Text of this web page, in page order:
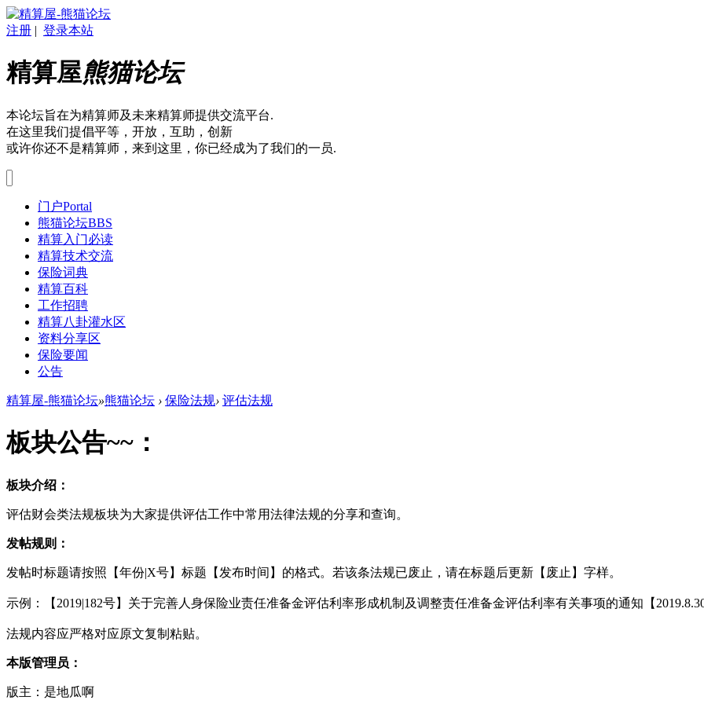
注册 | 登录本站
精算屋熊猫论坛
本论坛旨在为精算师及未来精算师提供交流平台.
在这里我们提倡平等，开放，互助，创新
或许你还不是精算师，来到这里，你已经成为了我们的一员.
门户Portal
熊猫论坛BBS
精算入门必读
精算技术交流
保险词典
精算百科
工作招聘
精算八卦灌水区
资料分享区
保险要闻
公告
精算屋-熊猫论坛»熊猫论坛 › 保险法规› 评估法规
板块公告~~：
板块介绍：
评估财会类法规板块为大家提供评估工作中常用法律法规的分享和查询。
发帖规则：
发帖时标题请按照【年份|X号】标题【发布时间】的格式。若该条法规已废止，请在标题后更新【废止】字样。
示例：【2019|182号】关于完善人身保险业责任准备金评估利率形成机制及调整责任准备金评估利率有关事项的通知【
法规内容应严格对应原文复制粘贴。
本版管理员：
版主：是地瓜啊